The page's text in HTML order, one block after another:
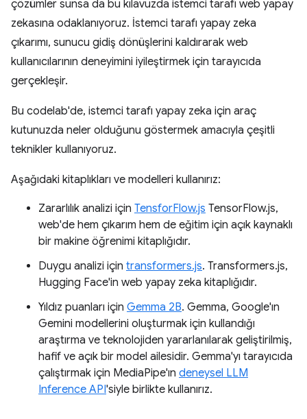
çözümler sunsa da bu kılavuzda istemci tarafı web yapay
zekasına odaklanıyoruz. İstemci tarafı yapay zeka
çıkarımı, sunucu gidiş dönüşlerini kaldırarak web
kullanıcılarının deneyimini iyileştirmek için tarayıcıda
gerçekleşir.
Bu codelab'de, istemci tarafı yapay zeka için araç
kutunuzda neler olduğunu göstermek amacıyla çeşitli
teknikler kullanıyoruz.
Aşağıdaki kitaplıkları ve modelleri kullanırız:
Zararlılık analizi için TensforFlow.js TensorFlow.js,
web'de hem çıkarım hem de eğitim için açık kaynaklı
bir makine öğrenimi kitaplığıdır.
Duygu analizi için transformers.js. Transformers.js,
Hugging Face'in web yapay zeka kitaplığıdır.
Yıldız puanları için Gemma 2B. Gemma, Google'ın
Gemini modellerini oluşturmak için kullandığı
araştırma ve teknolojiden yararlanılarak geliştirilmiş,
hafif ve açık bir model ailesidir. Gemma'yı tarayıcıda
çalıştırmak için MediaPipe'ın deneysel LLM
Inference API'siyle birlikte kullanırız.